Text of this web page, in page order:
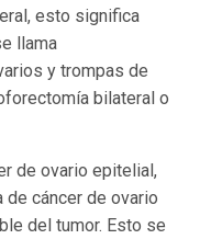
esto significa
llama
y trompas de
bilateral o
de ovario epitelial,
cáncer de ovario
del tumor. Esto se